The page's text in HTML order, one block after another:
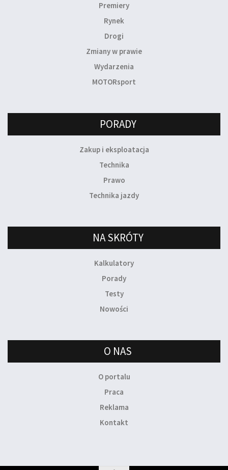
Premiery
Rynek
Drogi
Zmiany w prawie
Wydarzenia
MOTORsport
PORADY
Zakup i eksploatacja
Technika
Prawo
Technika jazdy
NA SKRÓTY
Kalkulatory
Porady
Testy
Nowości
O NAS
O portalu
Praca
Reklama
Kontakt